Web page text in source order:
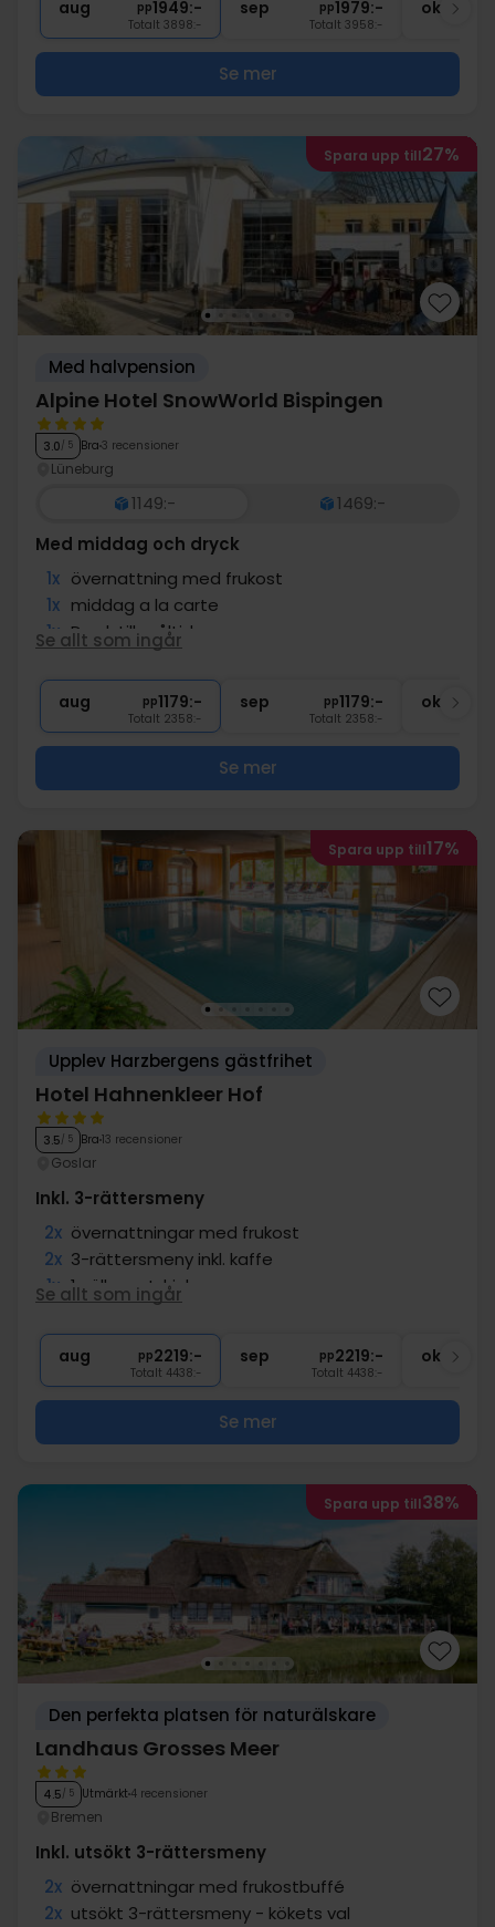
aug pp1949:-
Totalt 3898:-
sep pp1979:-
Totalt 3958:-
okt
Se mer
Spara upp till27%
Med halvpension
Alpine Hotel SnowWorld Bispingen
3.0/ 5 Bra 3 recensioner
Lüneburg
1149:-
1469:-
Med middag och dryck
1x övernattning med frukost
1x middag a la carte
1x Dryck till måltiderna
kaffe att ta med
∞ Gratis parkering
Se allt som ingår
aug pp1179:-
Totalt 2358:-
sep pp1179:-
Totalt 2358:-
okt
Se mer
Spara upp till17%
Upplev Harzbergens gästfrihet
Hotel Hahnenkleer Hof
3.5/ 5 Bra 13 recensioner
Goslar
Inkl. 3-rättersmeny
2x övernattningar med frukost
2x 3-rättersmeny inkl. kaffe
1x 1 välkomstdrink
Fri tillgång till bastu och pool
2x Gratis parkering vid hotellet
Se allt som ingår
aug pp2219:-
Totalt 4438:-
sep pp2219:-
Totalt 4438:-
okt
Se mer
Spara upp till38%
Den perfekta platsen för naturälskare
Landhaus Grosses Meer
4.5/ 5 Utmärkt 4 recensioner
Bremen
Inkl. utsökt 3-rättersmeny
2x övernattningar med frukostbuffé
2x utsökt 3-rättersmeny - kökets val